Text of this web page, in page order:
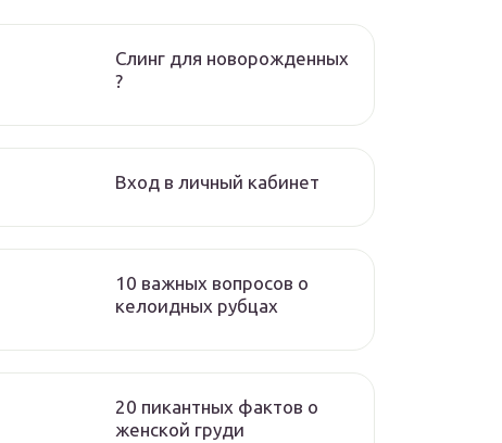
Слинг для новорожденных
?
Вход в личный кабинет
10 важных вопросов о
келоидных рубцах
20 пикантных фактов о
женской груди